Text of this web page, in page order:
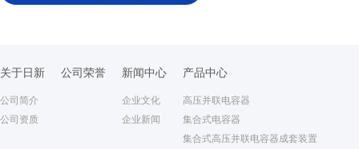
关于日新
公司简介
公司资质
公司荣誉 新闻中心
企业文化
企业新闻
产品中心
高压并联电容器
集合式电容器
集合式高压并联电容器成套装置